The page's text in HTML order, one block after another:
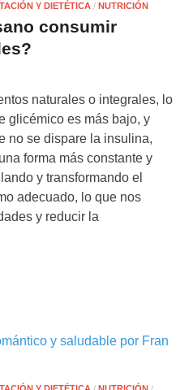
Y DIETÉTICA / NUTRICIÓN
consumir
naturales o integrales, lo
glicémico es más bajo, y
no se dispare la insulina,
forma más constante y
y transformando el
adecuado, lo que nos
y reducir la